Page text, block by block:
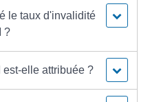
le taux d'invalidité
?
est-elle attribuée ?